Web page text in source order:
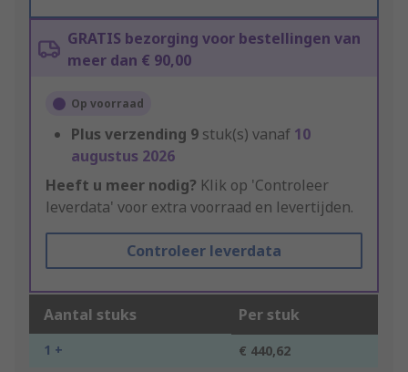
GRATIS bezorging voor bestellingen van
meer dan € 90,00
Op voorraad
Plus verzending 9 stuk(s) vanaf 10
augustus 2026
Heeft u meer nodig? Klik op 'Controleer
leverdata' voor extra voorraad en levertijden.
Controleer leverdata
Aantal stuks Per stuk
1 + € 440,62